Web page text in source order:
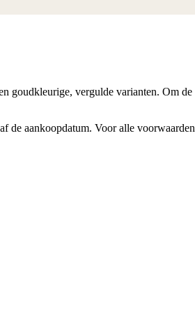
goudkleurige, vergulde varianten. Om
de aankoopdatum. Voor alle